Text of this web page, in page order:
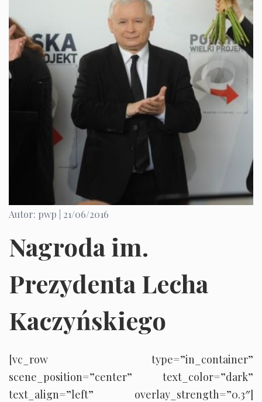
Autor: pwp | 21/06/2016
Nagroda im.
Prezydenta Lecha
Kaczyńskiego
[vc_row type=”in_container”
scene_position=”center” text_color=”dark”
text_align=”left” overlay_strength=”0.3″]